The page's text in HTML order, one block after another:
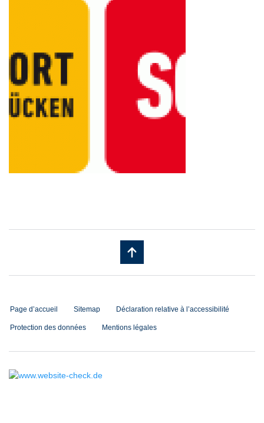
Page d’accueil Sitemap Déclaration relative à l’accessibilité
Protection des données Mentions légales